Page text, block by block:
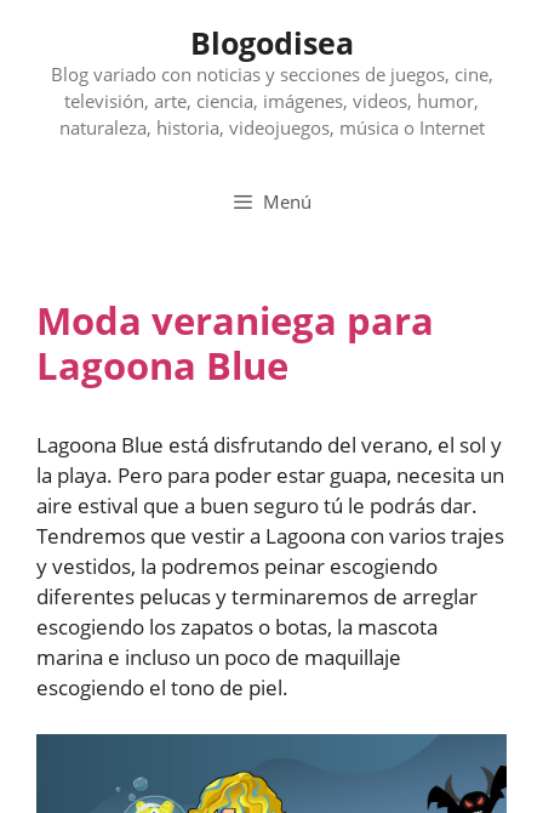
contenido
Blogodisea
Blog variado con noticias y secciones de juegos, cine,
televisión, arte, ciencia, imágenes, videos, humor,
naturaleza, historia, videojuegos, música o Internet
Menú
Moda veraniega para
Lagoona Blue
Lagoona Blue está disfrutando del verano, el sol y
la playa. Pero para poder estar guapa, necesita un
aire estival que a buen seguro tú le podrás dar.
Tendremos que vestir a Lagoona con varios trajes
y vestidos, la podremos peinar escogiendo
diferentes pelucas y terminaremos de arreglar
escogiendo los zapatos o botas, la mascota
marina e incluso un poco de maquillaje
escogiendo el tono de piel.